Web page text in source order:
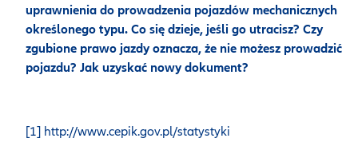
uprawnienia do prowadzenia pojazdów mechanicznych
określonego typu. Co się dzieje, jeśli go utracisz? Czy
zgubione prawo jazdy oznacza, że nie możesz prowadzić
pojazdu? Jak uzyskać nowy dokument?
[1] http://www.cepik.gov.pl/statystyki